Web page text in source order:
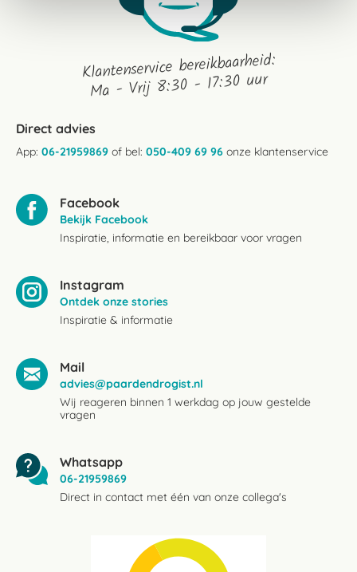
Klantenservice bereikbaarheid:
Ma - Vrij 8:30 - 17:30 uur
Direct advies
App: 06-21959869 of bel: 050-409 69 96 onze klantenservice
Facebook
Bekijk Facebook
Inspiratie, informatie en bereikbaar voor vragen
Instagram
Ontdek onze stories
Inspiratie & informatie
Mail
advies@paardendrogist.nl
Wij reageren binnen 1 werkdag op jouw gestelde
vragen
Whatsapp
06-21959869
Direct in contact met één van onze collega's